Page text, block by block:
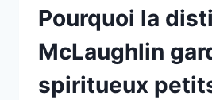
Pourquoi la
McLaughlin
spiritueux